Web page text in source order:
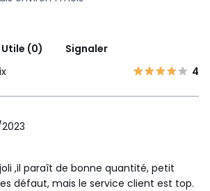
Utile (0)
Signaler
4
,il paraît de bonne quantité, petit
défaut, mais le service client est top.